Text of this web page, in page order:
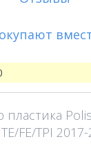
пластика
FE/TPI